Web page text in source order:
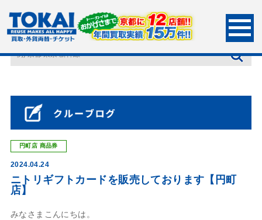
HOME
店長ブログ
ニトリギフトカードを販売しております【円町店】
円町店 商品券
2024.04.24
ニトリギフトカードを販売しております【円町
店】
みなさまこんにちは。